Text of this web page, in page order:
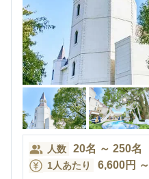
人数 20名 ～ 250名
1人あたり 6,600円 ～